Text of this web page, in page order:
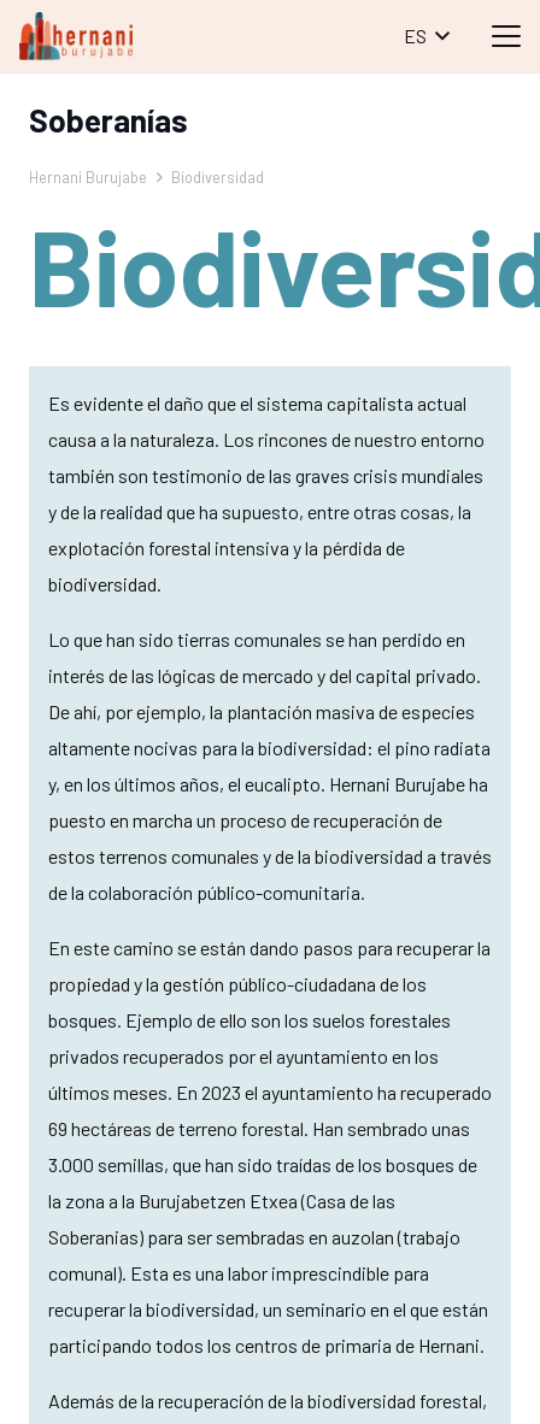
ES
Soberanías
Hernani Burujabe Biodiversidad
Es evidente el daño que el sistema capitalista actual
causa a la naturaleza. Los rincones de nuestro entorno
también son testimonio de las graves crisis mundiales
y de la realidad que ha supuesto, entre otras cosas, la
explotación forestal intensiva y la pérdida de
biodiversidad.
Lo que han sido tierras comunales se han perdido en
interés de las lógicas de mercado y del capital privado.
De ahí, por ejemplo, la plantación masiva de especies
altamente nocivas para la biodiversidad: el pino radiata
y, en los últimos años, el eucalipto. Hernani Burujabe ha
puesto en marcha un proceso de recuperación de
estos terrenos comunales y de la biodiversidad a través
de la colaboración público-comunitaria.
En este camino se están dando pasos para recuperar la
propiedad y la gestión público-ciudadana de los
bosques. Ejemplo de ello son los suelos forestales
privados recuperados por el ayuntamiento en los
últimos meses. En 2023 el ayuntamiento ha recuperado
69 hectáreas de terreno forestal. Han sembrado unas
3.000 semillas, que han sido traídas de los bosques de
la zona a la Burujabetzen Etxea (Casa de las
Soberanias) para ser sembradas en auzolan (trabajo
comunal). Esta es una labor imprescindible para
recuperar la biodiversidad, un seminario en el que están
participando todos los centros de primaria de Hernani.
Además de la recuperación de la biodiversidad forestal,